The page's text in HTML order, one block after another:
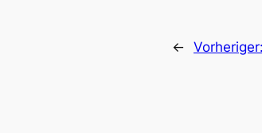
← Vorheriger: